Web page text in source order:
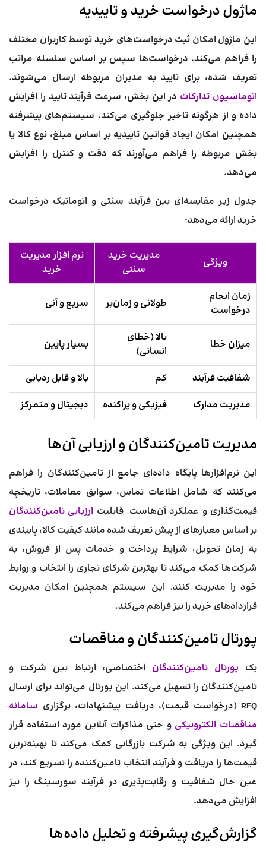
ماژول درخواست خرید و تاییدیه
این ماژول امکان ثبت درخواست‌های خرید توسط کاربران مختلف
را فراهم می‌کند. درخواست‌ها سپس بر اساس سلسله مراتب
تعریف شده، برای تایید به مدیران مربوطه ارسال می‌شوند.
اتوماسیون تدارکات در این بخش، سرعت فرآیند تایید را افزایش
داده و از هرگونه تاخیر جلوگیری می‌کند. سیستم‌های پیشرفته
همچنین امکان ایجاد قوانین تاییدیه بر اساس مبلغ، نوع کالا یا
بخش مربوطه را فراهم می‌آورند که دقت و کنترل را افزایش
می‌دهد.
جدول زیر مقایسه‌ای بین فرآیند سنتی و اتوماتیک درخواست
خرید ارائه می‌دهد:
ویژگی
مدیریت خرید
سنتی
نرم افزار مدیریت
خرید
زمان انجام
درخواست
طولانی و زمان‌بر سریع و آنی
میزان خطا
بالا (خطای
انسانی)
بسیار پایین
شفافیت فرآیند کم
بالا و قابل ردیابی
مدیریت مدارک
فیزیکی و پراکنده دیجیتال و متمرکز
مدیریت تامین‌کنندگان و ارزیابی آن‌ها
این نرم‌افزارها پایگاه داده‌ای جامع از تامین‌کنندگان را فراهم
می‌کنند که شامل اطلاعات تماس، سوابق معاملات، تاریخچه
قیمت‌گذاری و عملکرد آن‌هاست. قابلیت ارزیابی تامین‌کنندگان
بر اساس معیارهای از پیش تعریف شده مانند کیفیت کالا، پایبندی
به زمان تحویل، شرایط پرداخت و خدمات پس از فروش، به
شرکت‌ها کمک می‌کند تا بهترین شرکای تجاری را انتخاب و روابط
خود را مدیریت کنند. این سیستم همچنین امکان مدیریت
قراردادهای خرید را نیز فراهم می‌کند.
پورتال تامین‌کنندگان و مناقصات
یک پورتال تامین‌کنندگان اختصاصی، ارتباط بین شرکت و
تامین‌کنندگان را تسهیل می‌کند. این پورتال می‌تواند برای ارسال
RFQ (درخواست قیمت)، دریافت پیشنهادات، برگزاری
سامانه
مناقصات الکترونیکی و حتی مذاکرات آنلاین مورد استفاده قرار
گیرد. این ویژگی به شرکت بازرگانی کمک می‌کند تا بهینه‌ترین
قیمت‌ها را دریافت و فرآیند انتخاب تامین‌کننده را تسریع کند، در
عین حال شفافیت و رقابت‌پذیری در فرآیند سورسینگ را نیز
افزایش می‌دهد.
گزارش‌گیری پیشرفته و تحلیل داده‌ها